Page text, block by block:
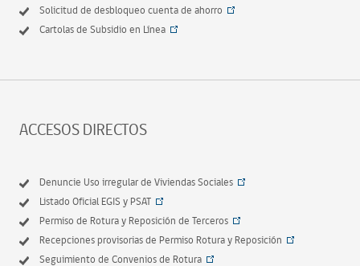
Solicitud de desbloqueo cuenta de ahorro
Cartolas de Subsidio en Línea
ACCESOS DIRECTOS
Denuncie Uso irregular de Viviendas Sociales
Listado Oficial EGIS y PSAT
Permiso de Rotura y Reposición de Terceros
Recepciones provisorias de Permiso Rotura y Reposición
Seguimiento de Convenios de Rotura